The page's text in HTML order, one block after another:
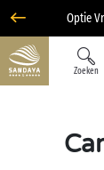
Optie
Zoeken